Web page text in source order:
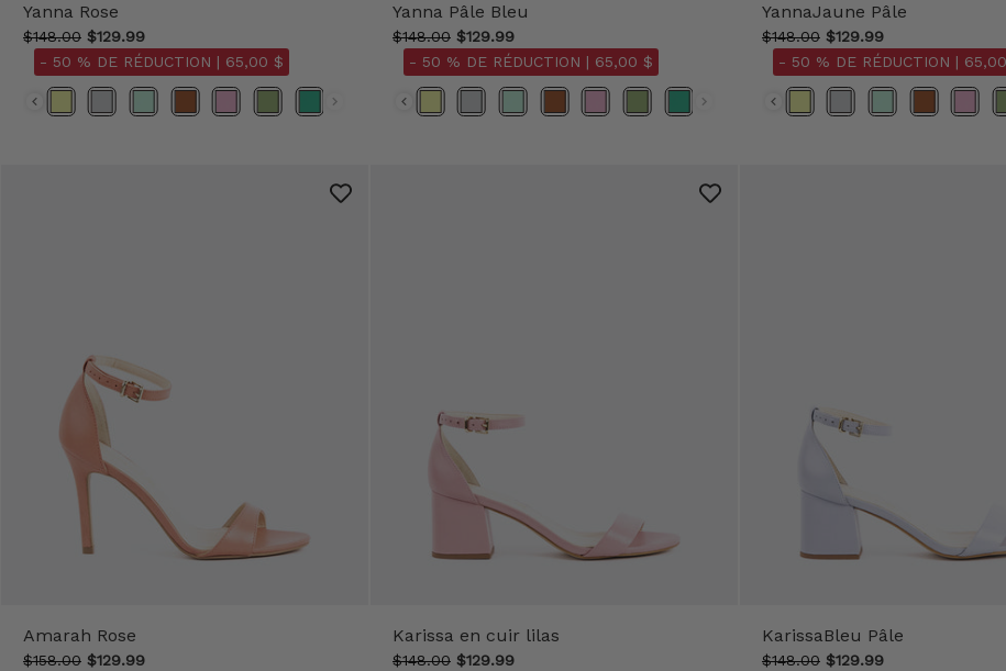
Yanna Rose
$148.00 $129.99
- 50 % DE RÉDUCTION | 65,00 $
Yanna Pâle Bleu
$148.00 $129.99
- 50 % DE RÉDUCTION | 65,00 $
YannaJaune Pâle
$148.00 $129.99
- 50 % DE RÉDUCTION |
Amarah Rose
$158.00 $129.99
Karissa en cuir lilas
$148.00 $129.99
KarissaBleu Pâle
$148.00 $129.99